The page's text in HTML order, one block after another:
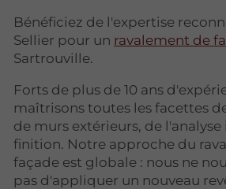
Bénéficiez de l'expertise
Sellier pour un ravalement de
Sartrouville.
Forts de plus de 10 ans
maîtrisons toutes les facettes
de murs extérieurs, de
finition. Notre approche du
façade est globale : nous ne
pas d'appliquer un nouveau